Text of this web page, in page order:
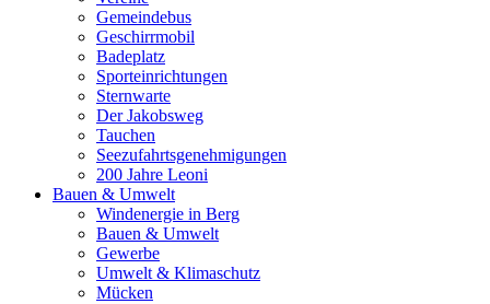
Gemeindebus
Geschirrmobil
Badeplatz
Sporteinrichtungen
Sternwarte
Der Jakobsweg
Tauchen
Seezufahrtsgenehmigungen
200 Jahre Leoni
Bauen & Umwelt
Windenergie in Berg
Bauen & Umwelt
Gewerbe
Umwelt & Klimaschutz
Mücken